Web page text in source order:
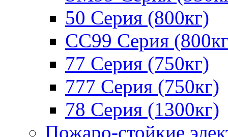
50 Серия (800кг)
СС99 Серия
77 Серия (750кг)
777 Серия (750кг)
78 Серия (1300кг)
Пожаро-стойкие